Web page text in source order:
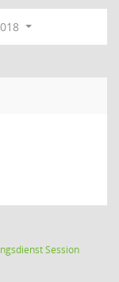
Session(Wird in